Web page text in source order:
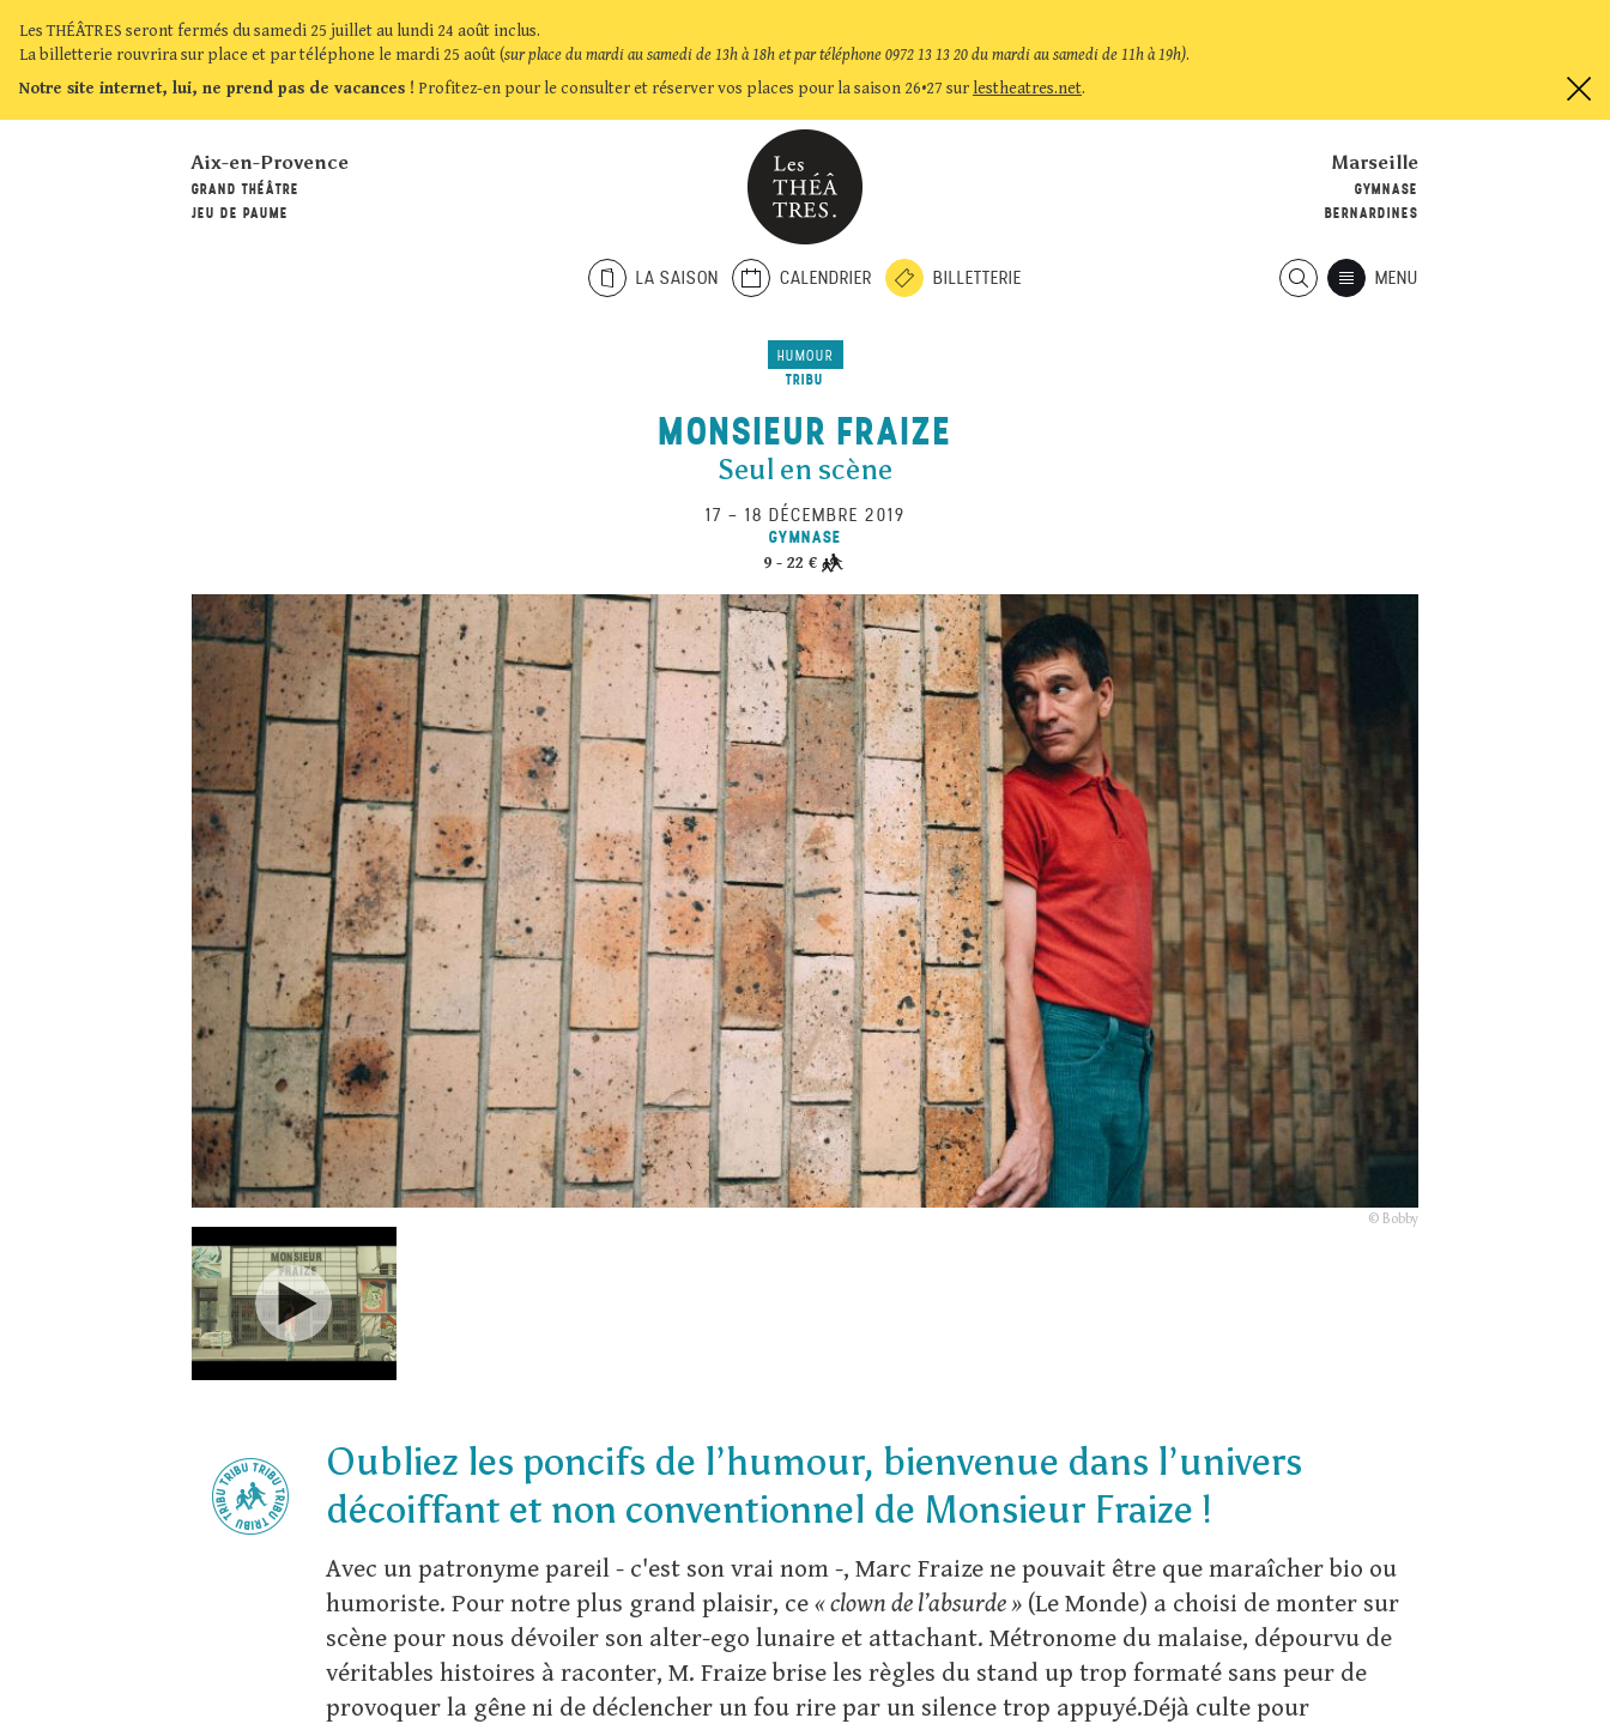
Les THÉÂTRES seront fermés du samedi 25 juillet au lundi 24 août inclus.
La billetterie rouvrira sur place et par téléphone le mardi 25 août (sur place du mardi au samedi de 13h à 18h et par téléphone 0972 13 13 20 du mardi au samedi de 11h à 19h).
Notre site internet, lui, ne prend pas de vacances ! Profitez-en pour le consulter et réserver vos places pour la saison 26•27 sur lestheatres.net.
Marseille
GYMNASE
BERNARDINES
Aix-en-Provence
GRAND THÉÂTRE
JEU DE PAUME
LA SAISON CALENDRIER BILLETTERIE MENU
HUMOUR
TRIBU
MONSIEUR FRAIZE
Seul en scène
17 – 18 DÉCEMBRE 2019
GYMNASE
9 - 22 €
© Bobby
Oubliez les poncifs de l’humour, bienvenue dans l’univers
décoiffant et non conventionnel de Monsieur Fraize !
Avec un patronyme pareil - c'est son vrai nom -, Marc Fraize ne pouvait être que maraîcher bio ou
humoriste. Pour notre plus grand plaisir, ce « clown de l’absurde » (Le Monde) a choisi de monter sur
scène pour nous dévoiler son alter-ego lunaire et attachant. Métronome du malaise, dépourvu de
véritables histoires à raconter, M. Fraize brise les règles du stand up trop formaté sans peur de
provoquer la gêne ni de déclencher un fou rire par un silence trop appuyé.Déjà culte pour